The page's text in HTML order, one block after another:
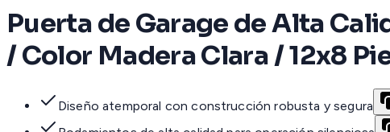
Puerta de Garage de Alta
/ Color Madera Clara / 12x8
Diseño atemporal con construcción robusta y segura